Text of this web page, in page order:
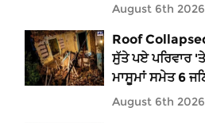
August 6th 2026
Roof
ਸੁੱਤੇ ਪਏ ਪਰਿਵਾਰ
ਮਾਸੂਮਾਂ ਸਮੇਤ 6
August 6th 2026